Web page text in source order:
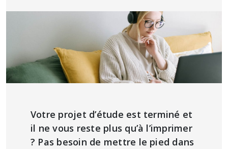
Votre projet d’étude est terminé et
il ne vous reste plus qu’à l’imprimer
? Pas besoin de mettre le pied dans